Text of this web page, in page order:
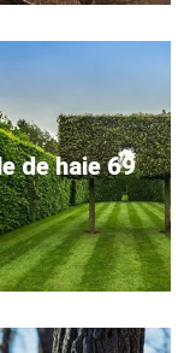
de haie 69